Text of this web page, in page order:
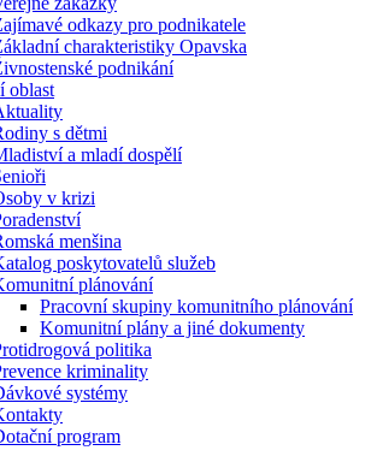
odkazy pro podnikatele
charakteristiky Opavska
podnikání
oblast
s dětmi
a mladí dospělí
v krizi
menšina
poskytovatelů služeb
plánování
Pracovní skupiny komunitního plánování
Komunitní plány a jiné dokumenty
politika
kriminality
systémy
program